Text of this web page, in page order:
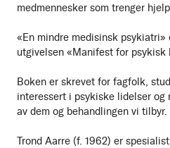
medmennesker som trenger
«En mindre medisinsk psykiatri»
utgivelsen «Manifest for psykisk
Boken er skrevet for fagfolk,
interessert i psykiske lidelser og
av dem og behandlingen vi tilbyr.
Trond Aarre (f. 1962) er